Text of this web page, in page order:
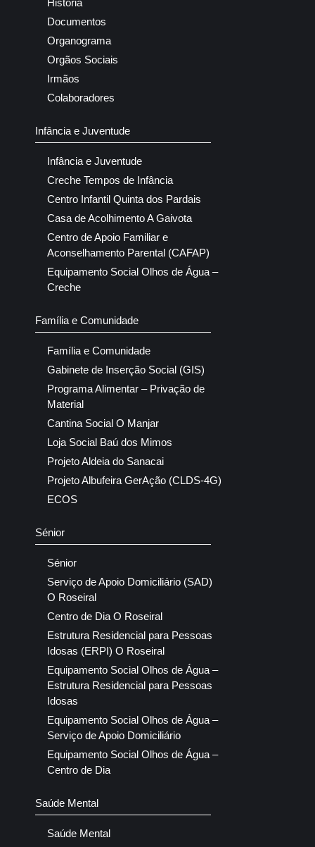
Documentos
Organograma
Orgãos Sociais
Irmãos
Colaboradores
Infância e Juventude
Infância e Juventude
Creche Tempos de Infância
Centro Infantil Quinta dos Pardais
Casa de Acolhimento A Gaivota
Centro de Apoio Familiar e
Aconselhamento Parental (CAFAP)
Equipamento Social Olhos de Água –
Creche
Família e Comunidade
Família e Comunidade
Gabinete de Inserção Social (GIS)
Programa Alimentar – Privação de
Material
Cantina Social O Manjar
Loja Social Baú dos Mimos
Projeto Aldeia do Sanacai
Projeto Albufeira GerAção (CLDS-4G)
ECOS
Sénior
Sénior
Serviço de Apoio Domiciliário (SAD)
O Roseiral
Centro de Dia O Roseiral
Estrutura Residencial para Pessoas
Idosas (ERPI) O Roseiral
Equipamento Social Olhos de Água –
Estrutura Residencial para Pessoas
Idosas
Equipamento Social Olhos de Água –
Serviço de Apoio Domiciliário
Equipamento Social Olhos de Água –
Centro de Dia
Saúde Mental
Saúde Mental